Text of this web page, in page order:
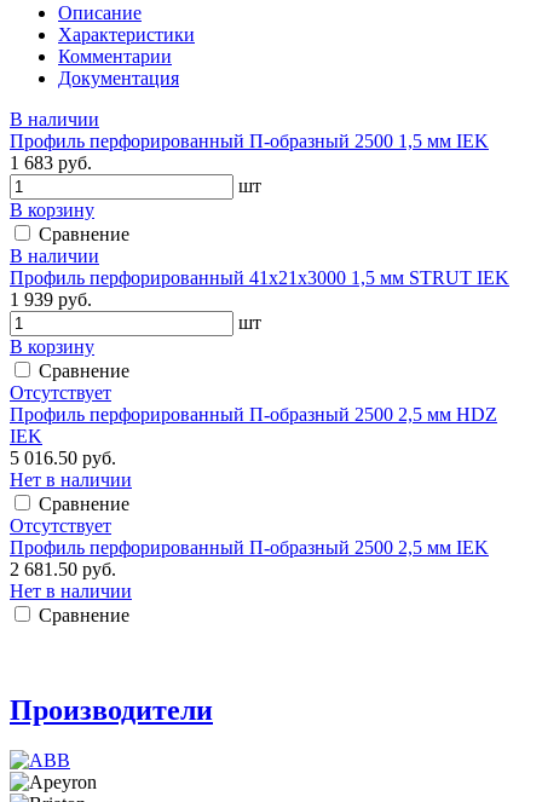
Описание
Характеристики
Комментарии
Документация
В наличии
Профиль перфорированный П-образный 2500 1,5 мм IEK
1 683 руб.
шт
В корзину
Сравнение
В наличии
Профиль перфорированный 41х21х3000 1,5 мм STRUT IEK
1 939 руб.
шт
В корзину
Сравнение
Отсутствует
Профиль перфорированный П-образный 2500 2,5 мм HDZ
IEK
5 016.50 руб.
Нет в наличии
Сравнение
Отсутствует
Профиль перфорированный П-образный 2500 2,5 мм IEK
2 681.50 руб.
Нет в наличии
Сравнение
Производители